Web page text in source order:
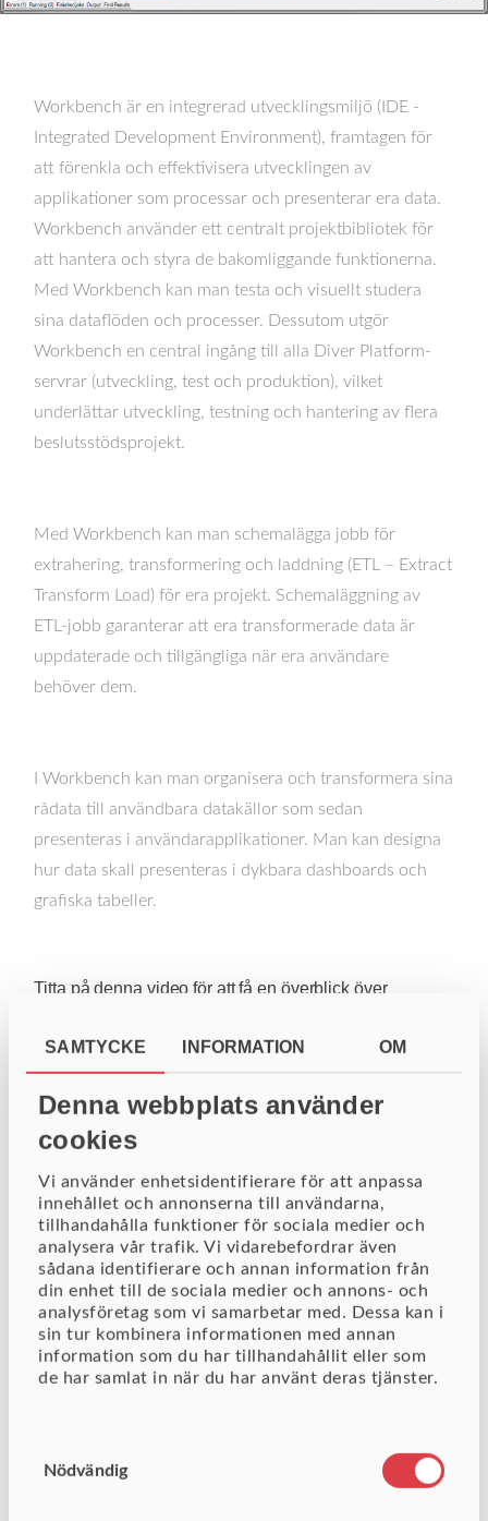
SAMTYCKE INFORMATION OM
Denna webbplats använder
cookies
Vi använder enhetsidentifierare för att anpassa
innehållet och annonserna till användarna,
tillhandahålla funktioner för sociala medier och
analysera vår trafik. Vi vidarebefordrar även
sådana identifierare och annan information från
din enhet till de sociala medier och annons- och
analysföretag som vi samarbetar med. Dessa kan i
sin tur kombinera informationen med annan
information som du har tillhandahållit eller som
de har samlat in när du har använt deras tjänster.
Nödvändig
Workbench är en integrerad utvecklingsmiljö (IDE -
Integrated Development Environment), framtagen för
att förenkla och effektivisera utvecklingen av
applikationer som processar och presenterar era data.
Workbench använder ett centralt projektbibliotek för
att hantera och styra de bakomliggande funktionerna.
Med Workbench kan man testa och visuellt studera
sina dataflöden och processer. Dessutom utgör
Workbench en central ingång till alla Diver Platform-
servrar (utveckling, test och produktion), vilket
underlättar utveckling, testning och hantering av flera
beslutsstödsprojekt.
Med Workbench kan man schemalägga jobb för
extrahering, transformering och laddning (ETL – Extract
Transform Load) för era projekt. Schemaläggning av
ETL-jobb garanterar att era transformerade data är
uppdaterade och tillgängliga när era användare
behöver dem.
I Workbench kan man organisera och transformera sina
rådata till användbara datakällor som sedan
presenteras i användarapplikationer. Man kan designa
hur data skall presenteras i dykbara dashboards och
grafiska tabeller.
Titta på denna video för att få en överblick över
Ansluta till och arbeta med projekt
Extrahera, transformera och ladda (ETL) data